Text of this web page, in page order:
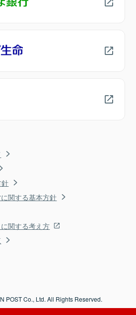
関する基本方針
関する考え方
POST Co., Ltd. All Rights Reserved.